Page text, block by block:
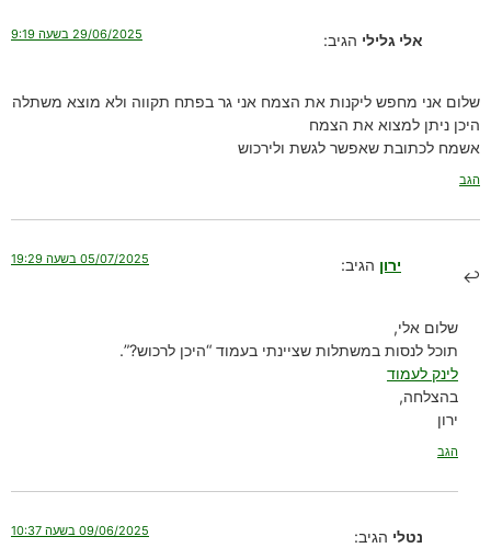
אלי גלילי הגיב: 29/06/2025 בשעה 9:19
שלום אני מחפש ליקנות את הצמח אני גר בפתח תקווה ולא מוצא משתלה
היכן ניתן למצוא את הצמח
אשמח לכתובת שאפשר לגשת ולירכוש
הגב
ירון הגיב: 05/07/2025 בשעה 19:29
שלום אלי,
תוכל לנסות במשתלות שציינתי בעמוד “היכן לרכוש?”.
לינק לעמוד
בהצלחה,
ירון
הגב
נטלי הגיב: 09/06/2025 בשעה 10:37